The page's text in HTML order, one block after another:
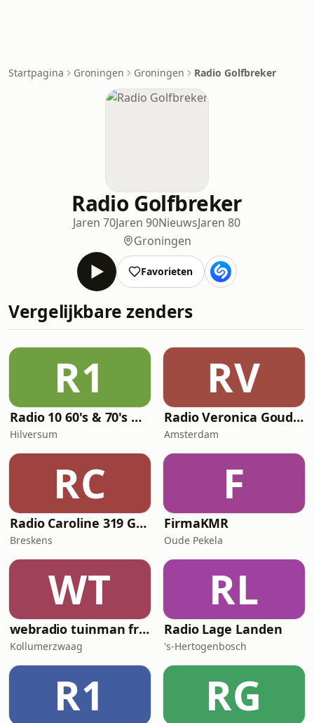
Startpagina Groningen Groningen Radio Golfbreker
Radio Golfbreker
Jaren 70Jaren 90NieuwsJaren 80
Groningen
Favorieten
Vergelijkbare zenders
R1
Radio 10 60's & 70's Hits
Hilversum
RV
Radio Veronica Goud van Oud
Amsterdam
RC
Radio Caroline 319 Gold
Breskens
F
FirmaKMR
Oude Pekela
WT
webradio tuinman friesland
Kollumerzwaag
RL
Radio Lage Landen
's-Hertogenbosch
R1 RG